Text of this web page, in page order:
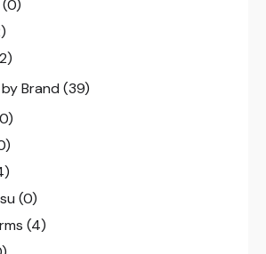
(0)
by Brand (39)
(0)
(4)